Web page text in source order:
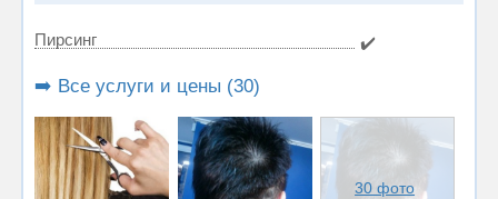
Пирсинг ✔️
➡️ Все услуги и цены (30)
30 фото